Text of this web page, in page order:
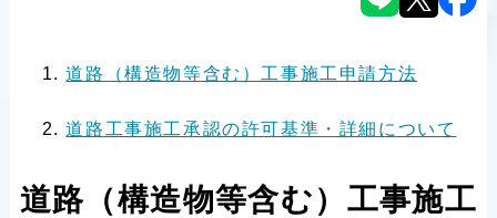
道路（構造物等含む）工事施工申請方法
道路工事施工承認の許可基準・詳細について
道路（構造物等含む）工事施工